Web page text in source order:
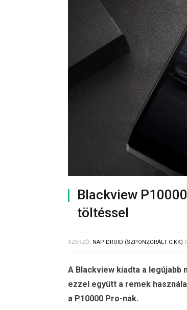
Blackview
töltéssel
SZERZŐ: NAPIDROID (SZPONZORÁLT CIKK)
A Blackview kiadta a
ezzel együtt a remek
a P10000 Pro-nak.